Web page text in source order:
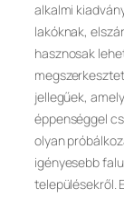
alkalmi
lakóknak,
hasznosak
jellegűek,
éppenséggel
olyan
igényesebb
településekről.